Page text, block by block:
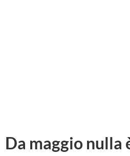
Da maggio nulla